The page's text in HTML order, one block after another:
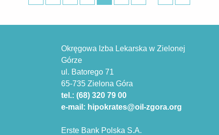
pokoju jednoosobowego). Prosimy
tel. 68 320 79...
Okręgowa Izba Lekarska w Zielonej
Górze
ul. Batorego 71
65-735 Zielona Góra
tel.: (68) 320 79 00
e-mail: hipokrates@oil-zgora.org
Erste Bank Polska S.A.